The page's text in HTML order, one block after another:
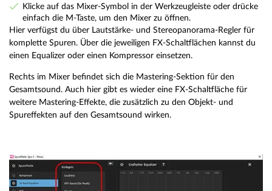
Klicke auf das Mixer-Symbol in der Werkzeugleiste oder drücke
einfach die M-Taste, um den Mixer zu öffnen.
Hier verfügst du über Lautstärke- und Stereopanorama-Regler für
komplette Spuren. Über die jeweiligen FX-Schaltflächen kannst du
einen Equalizer oder einen Kompressor einsetzen.
Rechts im Mixer befindet sich die Mastering-Sektion für den
Gesamtsound. Auch hier gibt es wieder eine FX-Schaltfläche für
weitere Mastering-Effekte, die zusätzlich zu den Objekt- und
Spureffekten auf den Gesamtsound wirken.